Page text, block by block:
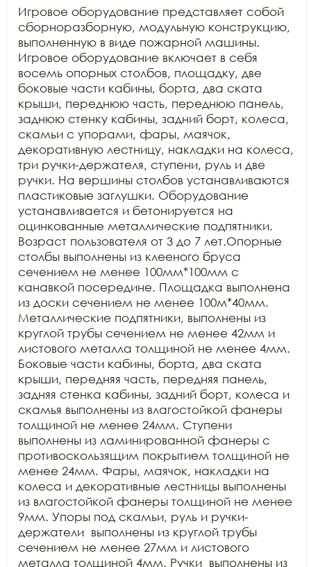
Игровое оборудование представляет собой
сборноразборную, модульную конструкцию,
выполненную в виде пожарной машины.
Игровое оборудование включает в себя
восемь опорных столбов, площадку, две
боковые части кабины, борта, два ската
крыши, переднюю часть, переднюю панель,
заднюю стенку кабины, задний борт, колеса,
скамьи с упорами, фары, маячок,
декоративную лестницу, накладки на колеса,
три ручки-держателя, ступени, руль и две
ручки. На вершины столбов устанавливаются
пластиковые заглушки. Оборудование
устанавливается и бетонируется на
оцинкованные металлические подпятники.
Возраст пользователя от 3 до 7 лет.Опорные
столбы выполнены из клееного бруса
сечением не менее 100мм*100мм с
канавкой посередине. Площадка выполнена
из доски сечением не менее 100м*40мм.
Металлические подпятники, выполнены из
круглой трубы сечением не менее 42мм и
листового металла толщиной не менее 4мм.
Боковые части кабины, борта, два ската
крыши, передняя часть, передняя панель,
задняя стенка кабины, задний борт, колеса и
скамья выполнены из влагостойкой фанеры
толщиной не менее 24мм. Ступени
выполнены из ламинированной фанеры с
противоскользящим покрытием толщиной не
менее 24мм. Фары, маячок, накладки на
колеса и декоративные лестницы выполнены
из влагостойкой фанеры толщиной не менее
9мм. Упоры под скамьи, руль и ручки-
держатели  выполнены из круглой трубы
сечением не менее 27мм и листового
металла толщиной 4мм. Ручки  выполнены из